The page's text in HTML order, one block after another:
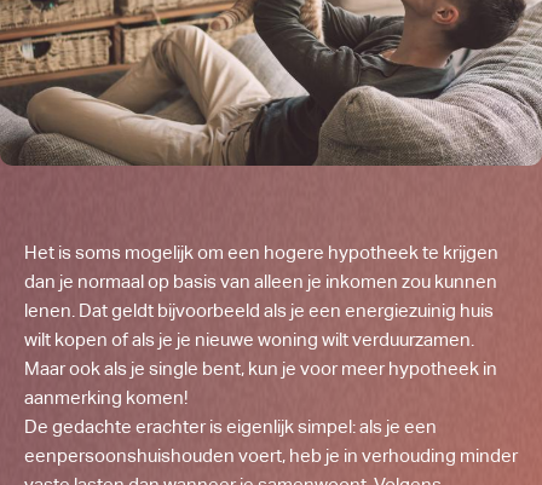
Het is soms mogelijk om een hogere hypotheek te krijgen
dan je normaal op basis van alleen je inkomen zou kunnen
lenen. Dat geldt bijvoorbeeld als je een energiezuinig huis
wilt kopen of als je je nieuwe woning wilt verduurzamen.
Maar ook als je single bent, kun je voor meer hypotheek in
aanmerking komen!
De gedachte erachter is eigenlijk simpel: als je een
eenpersoonshuishouden voert, heb je in verhouding minder